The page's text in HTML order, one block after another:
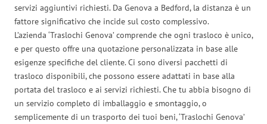
servizi aggiuntivi richiesti. Da Genova a Bedford, la distanza è un
fattore significativo che incide sul costo complessivo.
L’azienda ‘Traslochi Genova’ comprende che ogni trasloco è unico,
e per questo offre una quotazione personalizzata in base alle
esigenze specifiche del cliente. Ci sono diversi pacchetti di
trasloco disponibili, che possono essere adattati in base alla
portata del trasloco e ai servizi richiesti. Che tu abbia bisogno di
un servizio completo di imballaggio e smontaggio, o
semplicemente di un trasporto dei tuoi beni, ‘Traslochi Genova’